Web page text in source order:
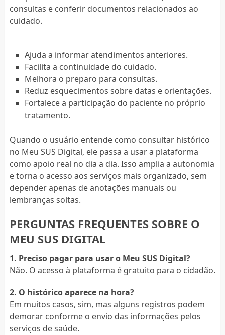
consultas e conferir documentos relacionados ao
cuidado.
Ajuda a informar atendimentos anteriores.
Facilita a continuidade do cuidado.
Melhora o preparo para consultas.
Reduz esquecimentos sobre datas e orientações.
Fortalece a participação do paciente no próprio
tratamento.
Quando o usuário entende como consultar histórico
no Meu SUS Digital, ele passa a usar a plataforma
como apoio real no dia a dia. Isso amplia a autonomia
e torna o acesso aos serviços mais organizado, sem
depender apenas de anotações manuais ou
lembranças soltas.
PERGUNTAS FREQUENTES SOBRE O
MEU SUS DIGITAL
1. Preciso pagar para usar o Meu SUS Digital?
Não. O acesso à plataforma é gratuito para o cidadão.
2. O histórico aparece na hora?
Em muitos casos, sim, mas alguns registros podem
demorar conforme o envio das informações pelos
serviços de saúde.